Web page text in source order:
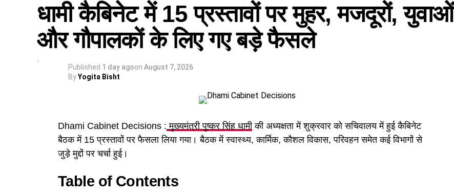
धामी कैबिनेट में 15 प्रस्तावों पर मुहर, मजदूरों, युवाओं
और गौपालकों के लिए गए बड़े फैसले
Published 1 day agoon August 7, 2026
ByYogita Bisht
Dhami Cabinet Decisions : मुख्यमंत्री पुष्कर सिंह धामीकी अध्यक्षता में शुक्रवार को सचिवालय में हुई कैबिनेट
बैठक में 15 प्रस्तावों पर फैसला लिया गया। बैठक में स्वास्थ्य, कार्मिक, कौशल विकास, परिवहन समेत कई विभागों से
जुड़े मुद्दों पर चर्चा हुई।
Table of Contents